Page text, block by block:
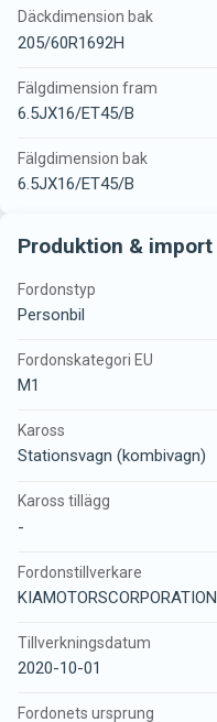
Däckdimension bak
205/60R1692H
Fälgdimension fram
6.5JX16/ET45/B
Fälgdimension bak
6.5JX16/ET45/B
Produktion & import
Fordonstyp
Personbil
Fordonskategori EU
M1
Kaross
Stationsvagn (kombivagn)
Kaross tillägg
-
Fordonstillverkare
KIAMOTORSCORPORATION
Tillverkningsdatum
2020-10-01
Fordonets ursprung